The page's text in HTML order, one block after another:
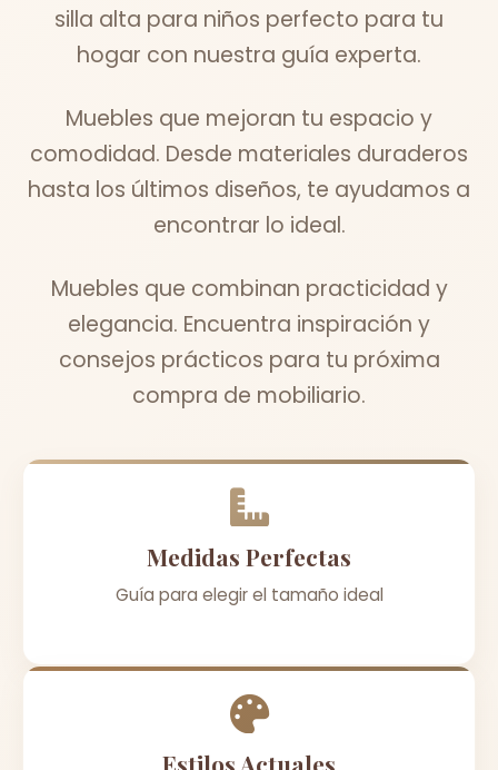
silla alta para niños perfecto para tu
hogar con nuestra guía experta.
Muebles que mejoran tu espacio y
comodidad. Desde materiales duraderos
hasta los últimos diseños, te ayudamos a
encontrar lo ideal.
Muebles que combinan practicidad y
elegancia. Encuentra inspiración y
consejos prácticos para tu próxima
compra de mobiliario.
Medidas Perfectas
Guía para elegir el tamaño ideal
Estilos Actuales